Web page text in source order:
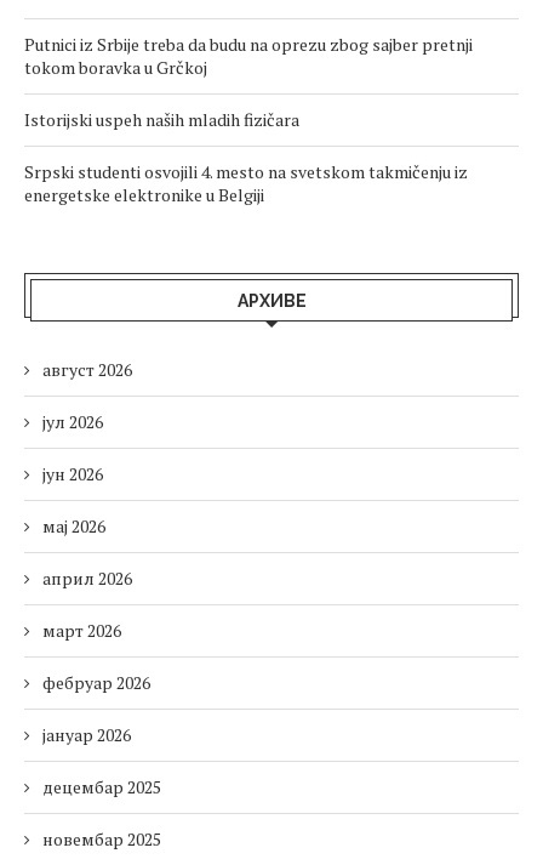
Putnici iz Srbije treba da budu na oprezu zbog sajber pretnji
tokom boravka u Grčkoj
Istorijski uspeh naših mladih fizičara
Srpski studenti osvojili 4. mesto na svetskom takmičenju iz
energetske elektronike u Belgiji
АРХИВЕ
август 2026
јул 2026
јун 2026
мај 2026
април 2026
март 2026
фебруар 2026
јануар 2026
децембар 2025
новембар 2025